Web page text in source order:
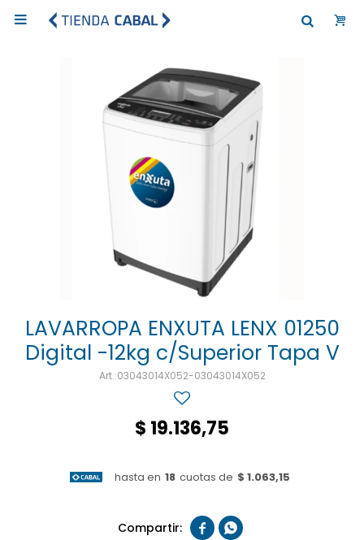

LAVARROPA ENXUTA LENX 01250
Digital -12kg c/Superior Tapa V
03043014X052-03043014X052
$ 19.136,75
hasta en 18 cuotas de $ 1.063,15
 